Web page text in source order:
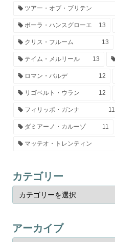
ツアー・オブ・ブリテン
ボーラ・ハンスグローエ 13
クリス・フルーム 13
テイム・メルリール 13
ロマン・バルデ 12
リゴベルト・ウラン 12
フィリッポ・ガンナ 11
ダミアーノ・カルーゾ 11
マッテオ・トレンティン
カテゴリー
アーカイブ